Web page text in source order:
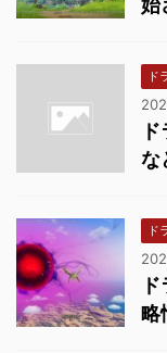
ド
な
ド
略